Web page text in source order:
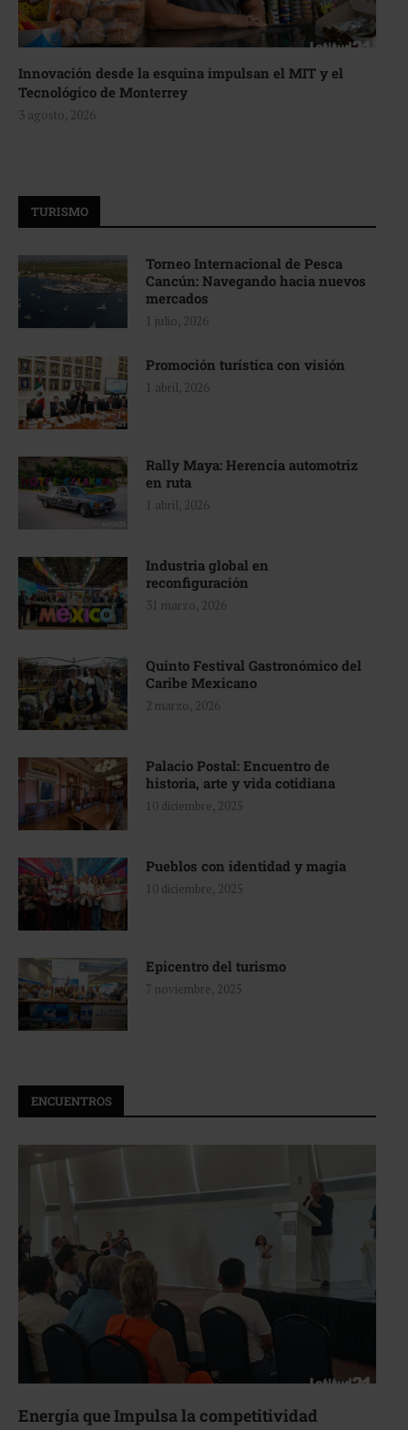
Innovación desde la esquina impulsan el MIT y el
Tecnológico de Monterrey
3 agosto, 2026
TURISMO
Torneo Internacional de Pesca
Cancún: Navegando hacia nuevos
mercados
1 julio, 2026
Promoción turística con visión
1 abril, 2026
Rally Maya: Herencia automotriz
en ruta
1 abril, 2026
Industria global en
reconfiguración
31 marzo, 2026
Quinto Festival Gastronómico del
Caribe Mexicano
2 marzo, 2026
Palacio Postal: Encuentro de
historia, arte y vida cotidiana
10 diciembre, 2025
Pueblos con identidad y magia
10 diciembre, 2025
Epicentro del turismo
7 noviembre, 2025
ENCUENTROS
Energía que Impulsa la competitividad